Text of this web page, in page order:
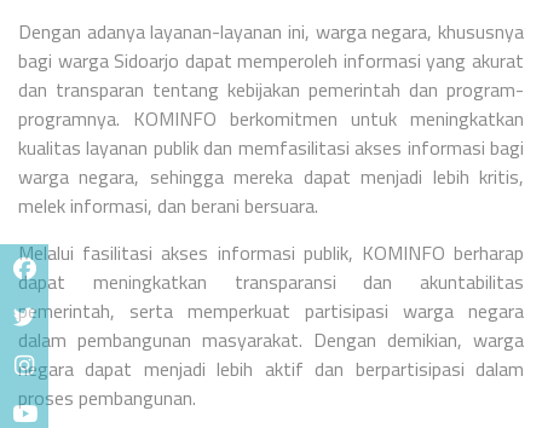
Dengan adanya layanan-layanan ini, warga negara, khususnya
bagi warga Sidoarjo dapat memperoleh informasi yang akurat
dan transparan tentang kebijakan pemerintah dan program-
programnya. KOMINFO berkomitmen untuk meningkatkan
kualitas layanan publik dan memfasilitasi akses informasi bagi
warga negara, sehingga mereka dapat menjadi lebih kritis,
melek informasi, dan berani bersuara.
Melalui fasilitasi akses informasi publik, KOMINFO berharap
dapat meningkatkan transparansi dan akuntabilitas
pemerintah, serta memperkuat partisipasi warga negara
dalam pembangunan masyarakat. Dengan demikian, warga
negara dapat menjadi lebih aktif dan berpartisipasi dalam
proses pembangunan.